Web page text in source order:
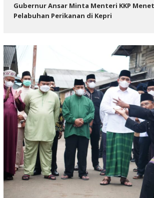
Gubernur Ansar Minta Menteri KKP
Pelabuhan Perikanan di Kepri